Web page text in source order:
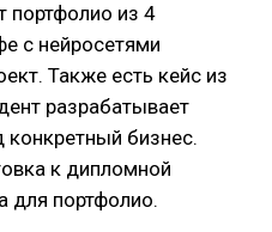
портфолио из 4
с нейросетями
Также есть кейс из
разрабатывает
бизнес.
к дипломной
для портфолио.